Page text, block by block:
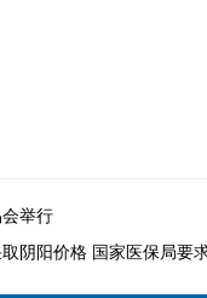
举行
阴阳价格 国家医保局要